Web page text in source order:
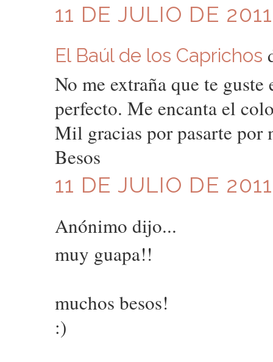
11 DE JULIO DE
El Baúl de los Caprichos
No me extraña que te
perfecto. Me encanta el
Mil gracias por pasarte
Besos
11 DE JULIO DE
Anónimo dijo...
muy guapa!!
muchos besos!
:)